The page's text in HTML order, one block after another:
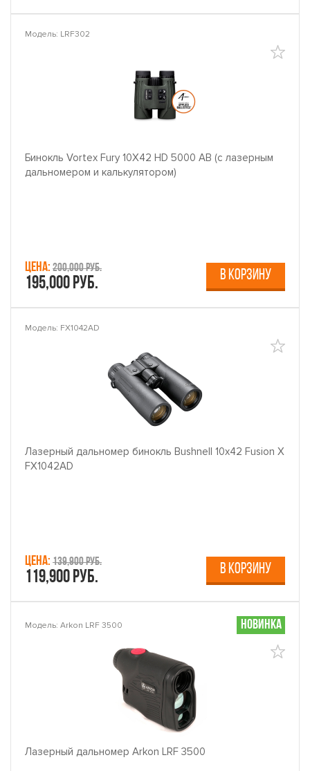
Модель: LRF302
Бинокль Vortex Fury 10X42 HD 5000 AB (с лазерным
дальномером и калькулятором)
Цена: 200,000 руб.
195,000 руб. В КОРЗИНУ
Модель: FX1042AD
Лазерный дальномер бинокль Bushnell 10x42 Fusion X
FX1042AD
Цена: 139,900 руб.
119,900 руб. В КОРЗИНУ
Модель: Arkon LRF 3500 Новинка
Лазерный дальномер Arkon LRF 3500